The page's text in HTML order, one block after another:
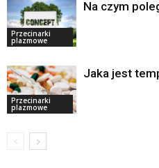
Przecinarki
plazmowe
Na czym
Przecinarki
plazmowe
Jaka jest